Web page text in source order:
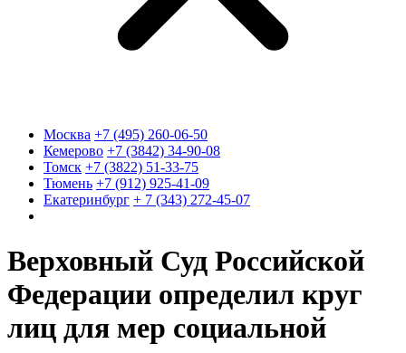
Москва +7 (495) 260-06-50
Кемерово +7 (3842) 34-90-08
Томск +7 (3822) 51-33-75
Тюмень +7 (912) 925-41-09
Екатеринбург + 7 (343) 272-45-07
Верховный Суд Российской
Федерации определил круг
лиц для мер социальной